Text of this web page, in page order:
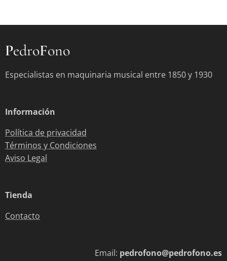
PedroFono
Especialistas en maquinaria musical entre 1850 y 1930
Información
Política de privacidad
Términos y Condiciones
Aviso Legal
Tienda
Contacto
Email: pedrofono@pedrofono.es